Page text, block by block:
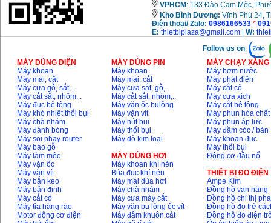
VPHCM : 133 Đào Cam Mộc,
Kho Bình Dương: Vĩnh Phú 24,
Điện thoại/ Zalo: 0986166533 *
E: thietbiplaza@gmail.com W:
Follow us on:
MÁY DÙNG ĐIỆN
Máy khoan
Máy mài, cắt
Máy cưa gỗ, sắt,..
Máy cắt sắt, nhôm,..
Máy đục bê tông
Máy khò nhiệt thổi bụi
Máy chà nhám
Máy đánh bóng
Máy soi phay router
Máy bào gỗ
Máy làm mộc
Máy vặn ốc
Máy vặn vít
Máy bắn keo
Máy bắn đinh
Máy cắt cỏ
Máy tỉa hàng rào
Motor động cơ điện
MÁY DÙNG PIN
Máy khoan
Máy mài, cắt
Máy cưa sắt, gỗ,..
Máy cắt sắt, nhôm,..
Máy vặn ốc bulông
Máy vặn vít
Máy hút bụi
Máy thổi bụi
Máy dò kim loại
MÁY DÙNG HƠI
Máy khoan khí nén
Búa đục khí nén
Máy mài dũa hơi
Máy chà nhám
Máy cưa máy cắt
Máy vặn bu lông ốc vít
Máy đầm khuôn cát
MÁY CHẠY
Máy bơm nước
Máy phát điện
Máy cắt cỏ
Máy cưa xích
Máy cắt bê tông
Máy phun hóa chất
Máy phun áp lực
Máy đầm cóc / bàn
Máy khoan đục
Máy thổi bụi
Động cơ đầu nổ
THIÊT BỊ ĐO ĐIỆN
Ampe Kìm
Đồng hồ vạn năng
Đồng hồ chỉ thị pha
Đồng hồ đo trở
Đồng hồ đo điện